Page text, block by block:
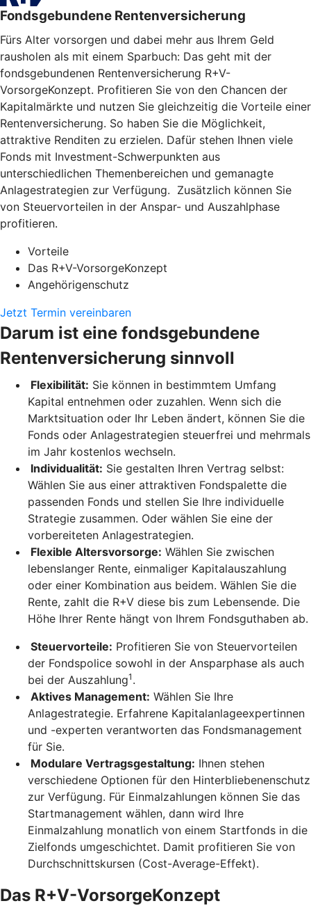
Fondsgebundene Rentenversicherung
Fürs Alter vorsorgen und dabei mehr aus Ihrem Geld
rausholen als mit einem Sparbuch: Das geht mit der
fondsgebundenen Rentenversicherung R+V-
VorsorgeKonzept. Profitieren Sie von den Chancen der
Kapitalmärkte und nutzen Sie gleichzeitig die Vorteile einer
Rentenversicherung. So haben Sie die Möglichkeit,
attraktive Renditen zu erzielen. Dafür stehen Ihnen viele
Fonds mit Investment-Schwerpunkten aus
unterschiedlichen Themenbereichen und gemanagte
Anlagestrategien zur Verfügung. Zusätzlich können Sie
von Steuervorteilen in der Anspar- und Auszahlphase
profitieren.
Vorteile
Das R+V-VorsorgeKonzept
Angehörigenschutz
Jetzt Termin vereinbaren
Darum ist eine fondsgebundene
Rentenversicherung sinnvoll
Flexibilität: Sie können in bestimmtem Umfang
Kapital entnehmen oder zuzahlen. Wenn sich die
Marktsituation oder Ihr Leben ändert, können Sie die
Fonds oder Anlagestrategien steuerfrei und mehrmals
im Jahr kostenlos wechseln.
Individualität: Sie gestalten Ihren Vertrag selbst:
Wählen Sie aus einer attraktiven Fondspalette die
passenden Fonds und stellen Sie Ihre individuelle
Strategie zusammen. Oder wählen Sie eine der
vorbereiteten Anlagestrategien.
Flexible Altersvorsorge: Wählen Sie zwischen
lebenslanger Rente, einmaliger Kapitalauszahlung
oder einer Kombination aus beidem. Wählen Sie die
Rente, zahlt die R+V diese bis zum Lebensende. Die
Höhe Ihrer Rente hängt von Ihrem Fondsguthaben ab.
Steuervorteile: Profitieren Sie von Steuervorteilen
der Fondspolice sowohl in der Ansparphase als auch
bei der Auszahlung1 .
Aktives Management: Wählen Sie Ihre
Anlagestrategie. Erfahrene Kapitalanlageexpertinnen
und -experten verantworten das Fondsmanagement
für Sie.
Modulare Vertragsgestaltung: Ihnen stehen
verschiedene Optionen für den Hinterbliebenenschutz
zur Verfügung. Für Einmalzahlungen können Sie das
Startmanagement wählen, dann wird Ihre
Einmalzahlung monatlich von einem Startfonds in die
Zielfonds umgeschichtet. Damit profitieren Sie von
Durchschnittskursen (Cost-Average-Effekt).
Das R+V-VorsorgeKonzept